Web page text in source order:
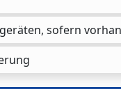
sofern